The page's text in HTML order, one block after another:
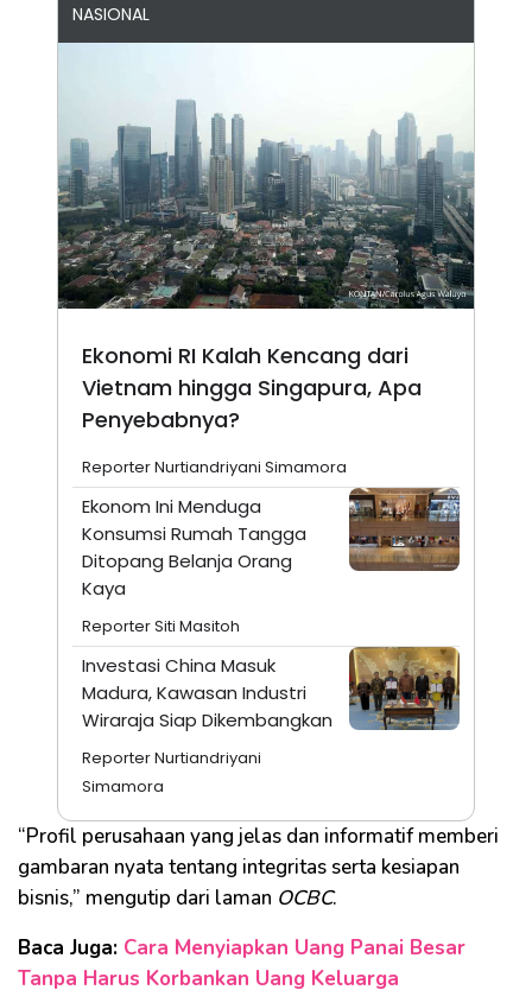
NASIONAL
Ekonomi RI Kalah Kencang dari
Vietnam hingga Singapura, Apa
Penyebabnya?
Reporter Nurtiandriyani Simamora
Ekonom Ini Menduga
Konsumsi Rumah Tangga
Ditopang Belanja Orang
Kaya
Reporter Siti Masitoh
Investasi China Masuk
Madura, Kawasan Industri
Wiraraja Siap Dikembangkan
Reporter Nurtiandriyani
Simamora
“Profil perusahaan yang jelas dan informatif memberi
gambaran nyata tentang integritas serta kesiapan
bisnis,” mengutip dari laman OCBC.
Baca Juga: Cara Menyiapkan Uang Panai Besar
Tanpa Harus Korbankan Uang Keluarga